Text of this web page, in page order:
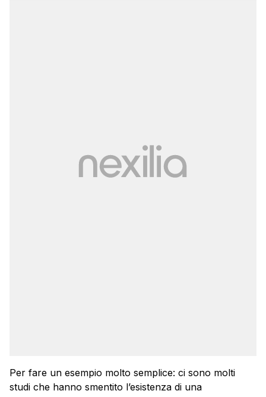
Per fare un esempio molto semplice: ci sono molti
studi che hanno smentito l’esistenza di una